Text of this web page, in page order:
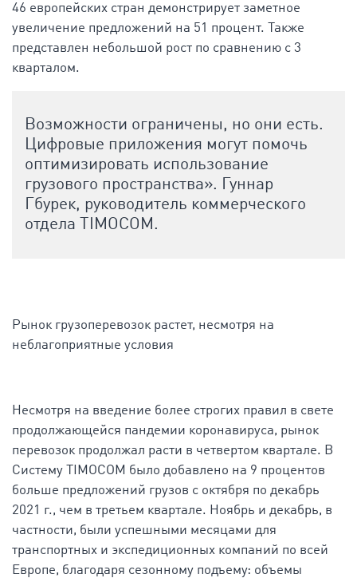
46 европейских стран демонстрирует заметное
увеличение предложений на 51 процент. Также
представлен небольшой рост по сравнению с 3
кварталом.
Возможности ограничены, но они есть.
Цифровые приложения могут помочь
оптимизировать использование
грузового пространства». Гуннар
Гбурек, руководитель коммерческого
отдела TIMOCOM.
Рынок грузоперевозок растет, несмотря на
неблагоприятные условия
Несмотря на введение более строгих правил в свете
продолжающейся пандемии коронавируса, рынок
перевозок продолжал расти в четвертом квартале. В
Cистему TIMOCOM было добавлено на 9 процентов
больше предложений грузов с октября по декабрь
2021 г., чем в третьем квартале. Ноябрь и декабрь, в
частности, были успешными месяцами для
транспортных и экспедиционных компаний по всей
Европе, благодаря сезонному подъему: объемы